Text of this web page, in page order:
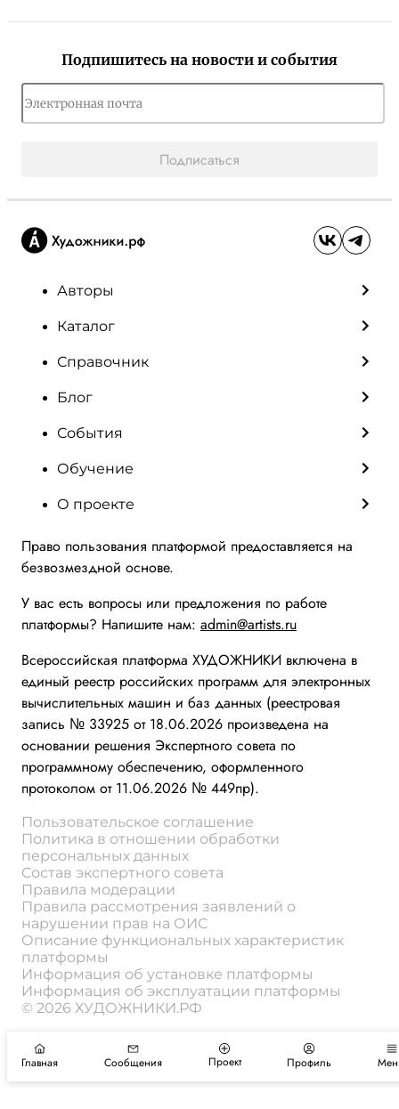
Подпишитесь на новости и события
Подписаться
Авторы
Каталог
Справочник
Блог
События
Обучение
О проекте
Право пользования платформой предоставляется на
безвозмездной основе.
У вас есть вопросы или предложения по работе
платформы? Напишите нам: admin@artists.ru
Всероссийская платформа ХУДОЖНИКИ включена в
единый реестр российских программ для электронных
вычислительных машин и баз данных (реестровая
запись № 33925 от 18.06.2026 произведена на
основании решения Экспертного совета по
программному обеспечению, оформленного
протоколом от 11.06.2026 № 449пр).
Пользовательское соглашение
Политика в отношении обработки
персональных данных
Состав экспертного совета
Правила модерации
Правила рассмотрения заявлений о
нарушении прав на ОИС
Описание функциональных характеристик
платформы
Информация об установке платформы
Информация об эксплуатации платформы
© 2026 ХУДОЖНИКИ.РФ
Главная Сообщения Проект Профиль